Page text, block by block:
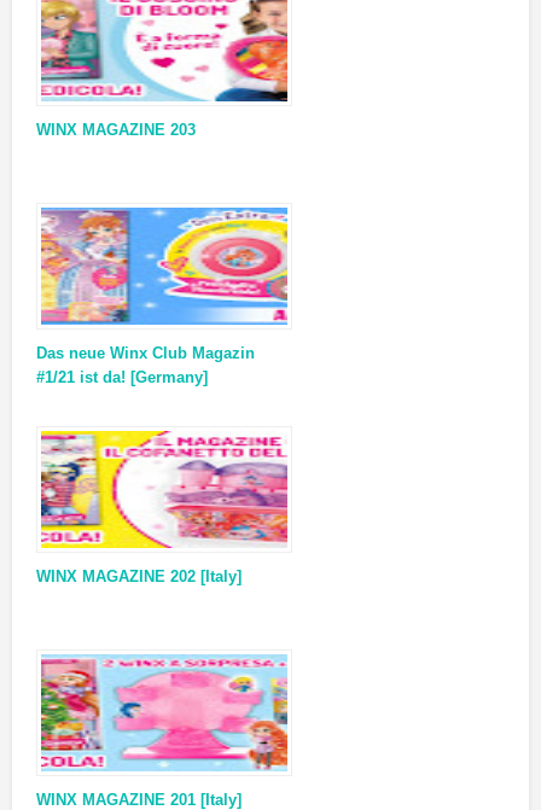
WINX MAGAZINE 203
Das neue Winx Club Magazin
#1/21 ist da! [Germany]
WINX MAGAZINE 202 [Italy]
WINX MAGAZINE 201 [Italy]